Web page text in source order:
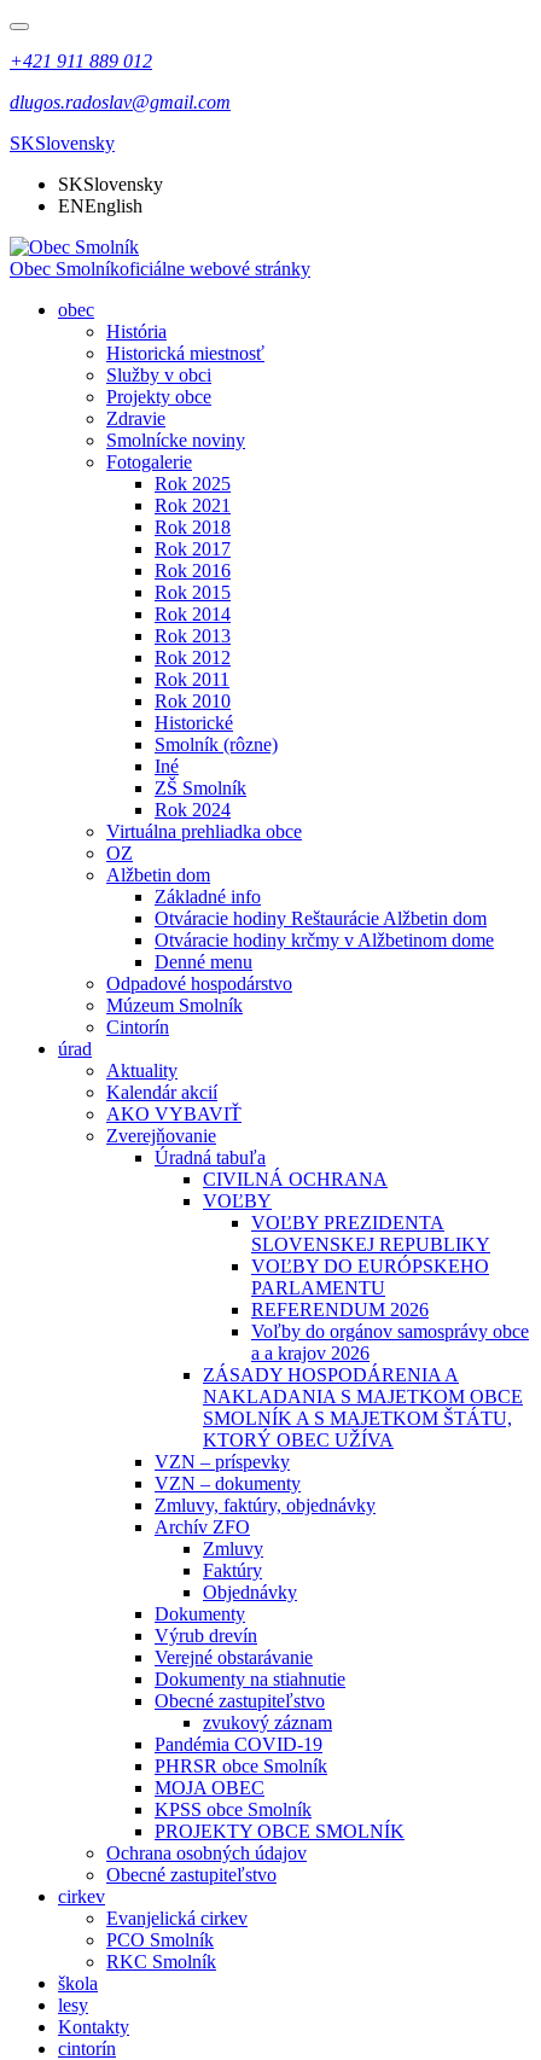
+421 911 889 012
dlugos.radoslav@gmail.com
SKSlovensky
SKSlovensky
ENEnglish
Obec Smolníkoficiálne webové stránky
obec
História
Historická miestnosť
Služby v obci
Projekty obce
Zdravie
Smolnícke noviny
Fotogalerie
Rok 2025
Rok 2021
Rok 2018
Rok 2017
Rok 2016
Rok 2015
Rok 2014
Rok 2013
Rok 2012
Rok 2011
Rok 2010
Historické
Smolník (rôzne)
Iné
ZŠ Smolník
Rok 2024
Virtuálna prehliadka obce
OZ
Alžbetin dom
Základné info
Otváracie hodiny Reštaurácie Alžbetin dom
Otváracie hodiny krčmy v Alžbetinom dome
Denné menu
Odpadové hospodárstvo
Múzeum Smolník
Cintorín
úrad
Aktuality
Kalendár akcií
AKO VYBAVIŤ
Zverejňovanie
Úradná tabuľa
CIVILNÁ OCHRANA
VOĽBY
VOĽBY PREZIDENTA
SLOVENSKEJ REPUBLIKY
VOĽBY DO EURÓPSKEHO
PARLAMENTU
REFERENDUM 2026
Voľby do orgánov samosprávy obce
a a krajov 2026
ZÁSADY HOSPODÁRENIA A
NAKLADANIA S MAJETKOM OBCE
SMOLNÍK A S MAJETKOM ŠTÁTU,
KTORÝ OBEC UŽÍVA
VZN – príspevky
VZN – dokumenty
Zmluvy, faktúry, objednávky
Archív ZFO
Zmluvy
Faktúry
Objednávky
Dokumenty
Výrub drevín
Verejné obstarávanie
Dokumenty na stiahnutie
Obecné zastupiteľstvo
zvukový záznam
Pandémia COVID-19
PHRSR obce Smolník
MOJA OBEC
KPSS obce Smolník
PROJEKTY OBCE SMOLNÍK
Ochrana osobných údajov
Obecné zastupiteľstvo
cirkev
Evanjelická cirkev
PCO Smolník
RKC Smolník
škola
lesy
Kontakty
cintorín